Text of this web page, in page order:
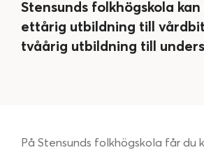
Stensunds folkhögskola kan
ettårig utbildning till
tvåårig utbildning till
På Stensunds folkhögskola får du